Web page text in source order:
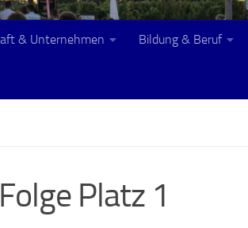
& Unternehmen Bildung & Beruf
Platz 1